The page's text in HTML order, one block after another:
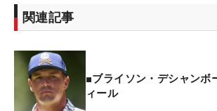
ャストの『ファイブクラブ』に出演
重増加で自分の体はボロボロになっ
いる状況を激白した。
当時行っていた“食事制限”は、朝食
関連記事
■ブライソン・デシャン
ィール